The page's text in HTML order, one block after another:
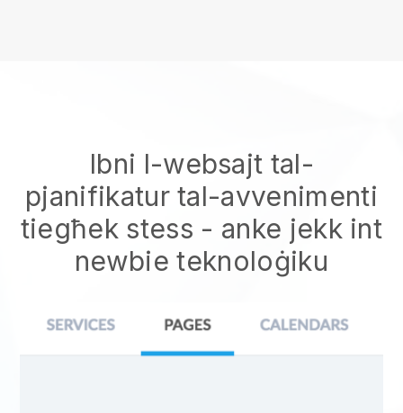
Ibni l-websajt tal-
pjanifikatur tal-avvenimenti
tiegħek stess - anke jekk int
newbie teknoloġiku